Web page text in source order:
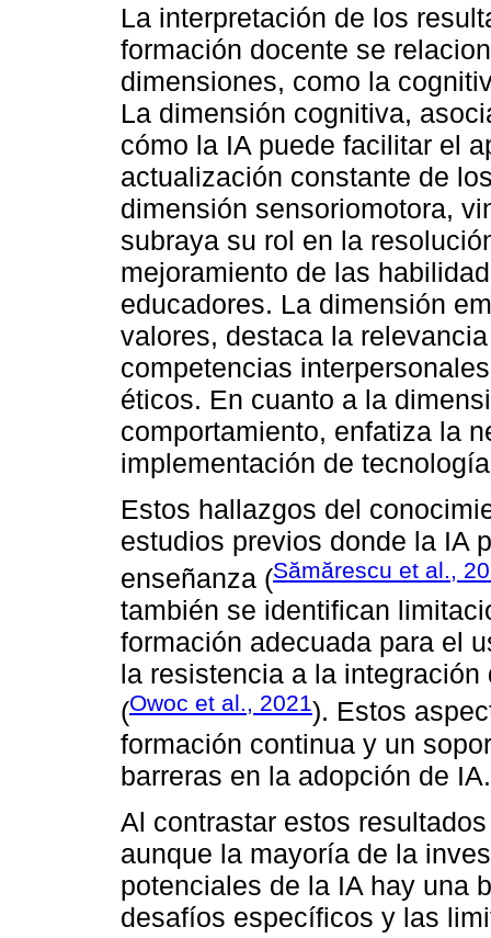
La interpretación de los
formación docente se
dimensiones, como la
La dimensión cognitiva,
cómo la IA puede facilitar el
actualización constante de
dimensión sensoriomotora,
subraya su rol en la
mejoramiento de las
educadores. La dimensión
valores, destaca la
competencias
éticos. En cuanto a la
comportamiento, enfatiza la
implementación de
Estos hallazgos del
estudios previos donde la IA
enseñanza (Sămărescu et al.,
también se identifican
formación adecuada para el
la resistencia a la
(Owoc et al., 2021). Estos
formación continua y un
barreras en la adopción de IA.
Al contrastar estos
aunque la mayoría de la
potenciales de la IA hay una
desafíos específicos y las